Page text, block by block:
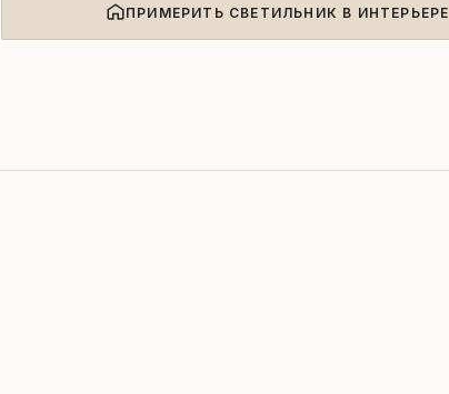
ПРИМЕРИТЬ СВЕТИЛЬНИК В ИНТЕРЬЕРЕ